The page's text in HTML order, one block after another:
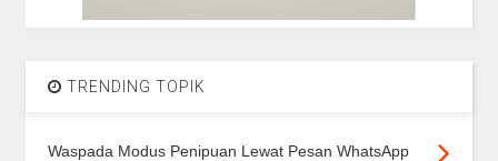
TRENDING TOPIK
Waspada Modus Penipuan Lewat Pesan WhatsApp